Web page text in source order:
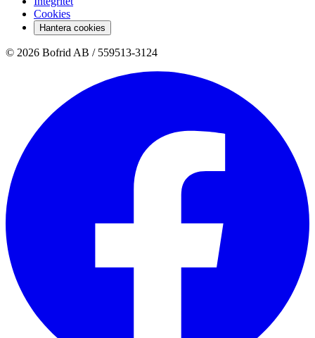
Cookies
Hantera cookies
© 2026 Bofrid AB / 559513-3124